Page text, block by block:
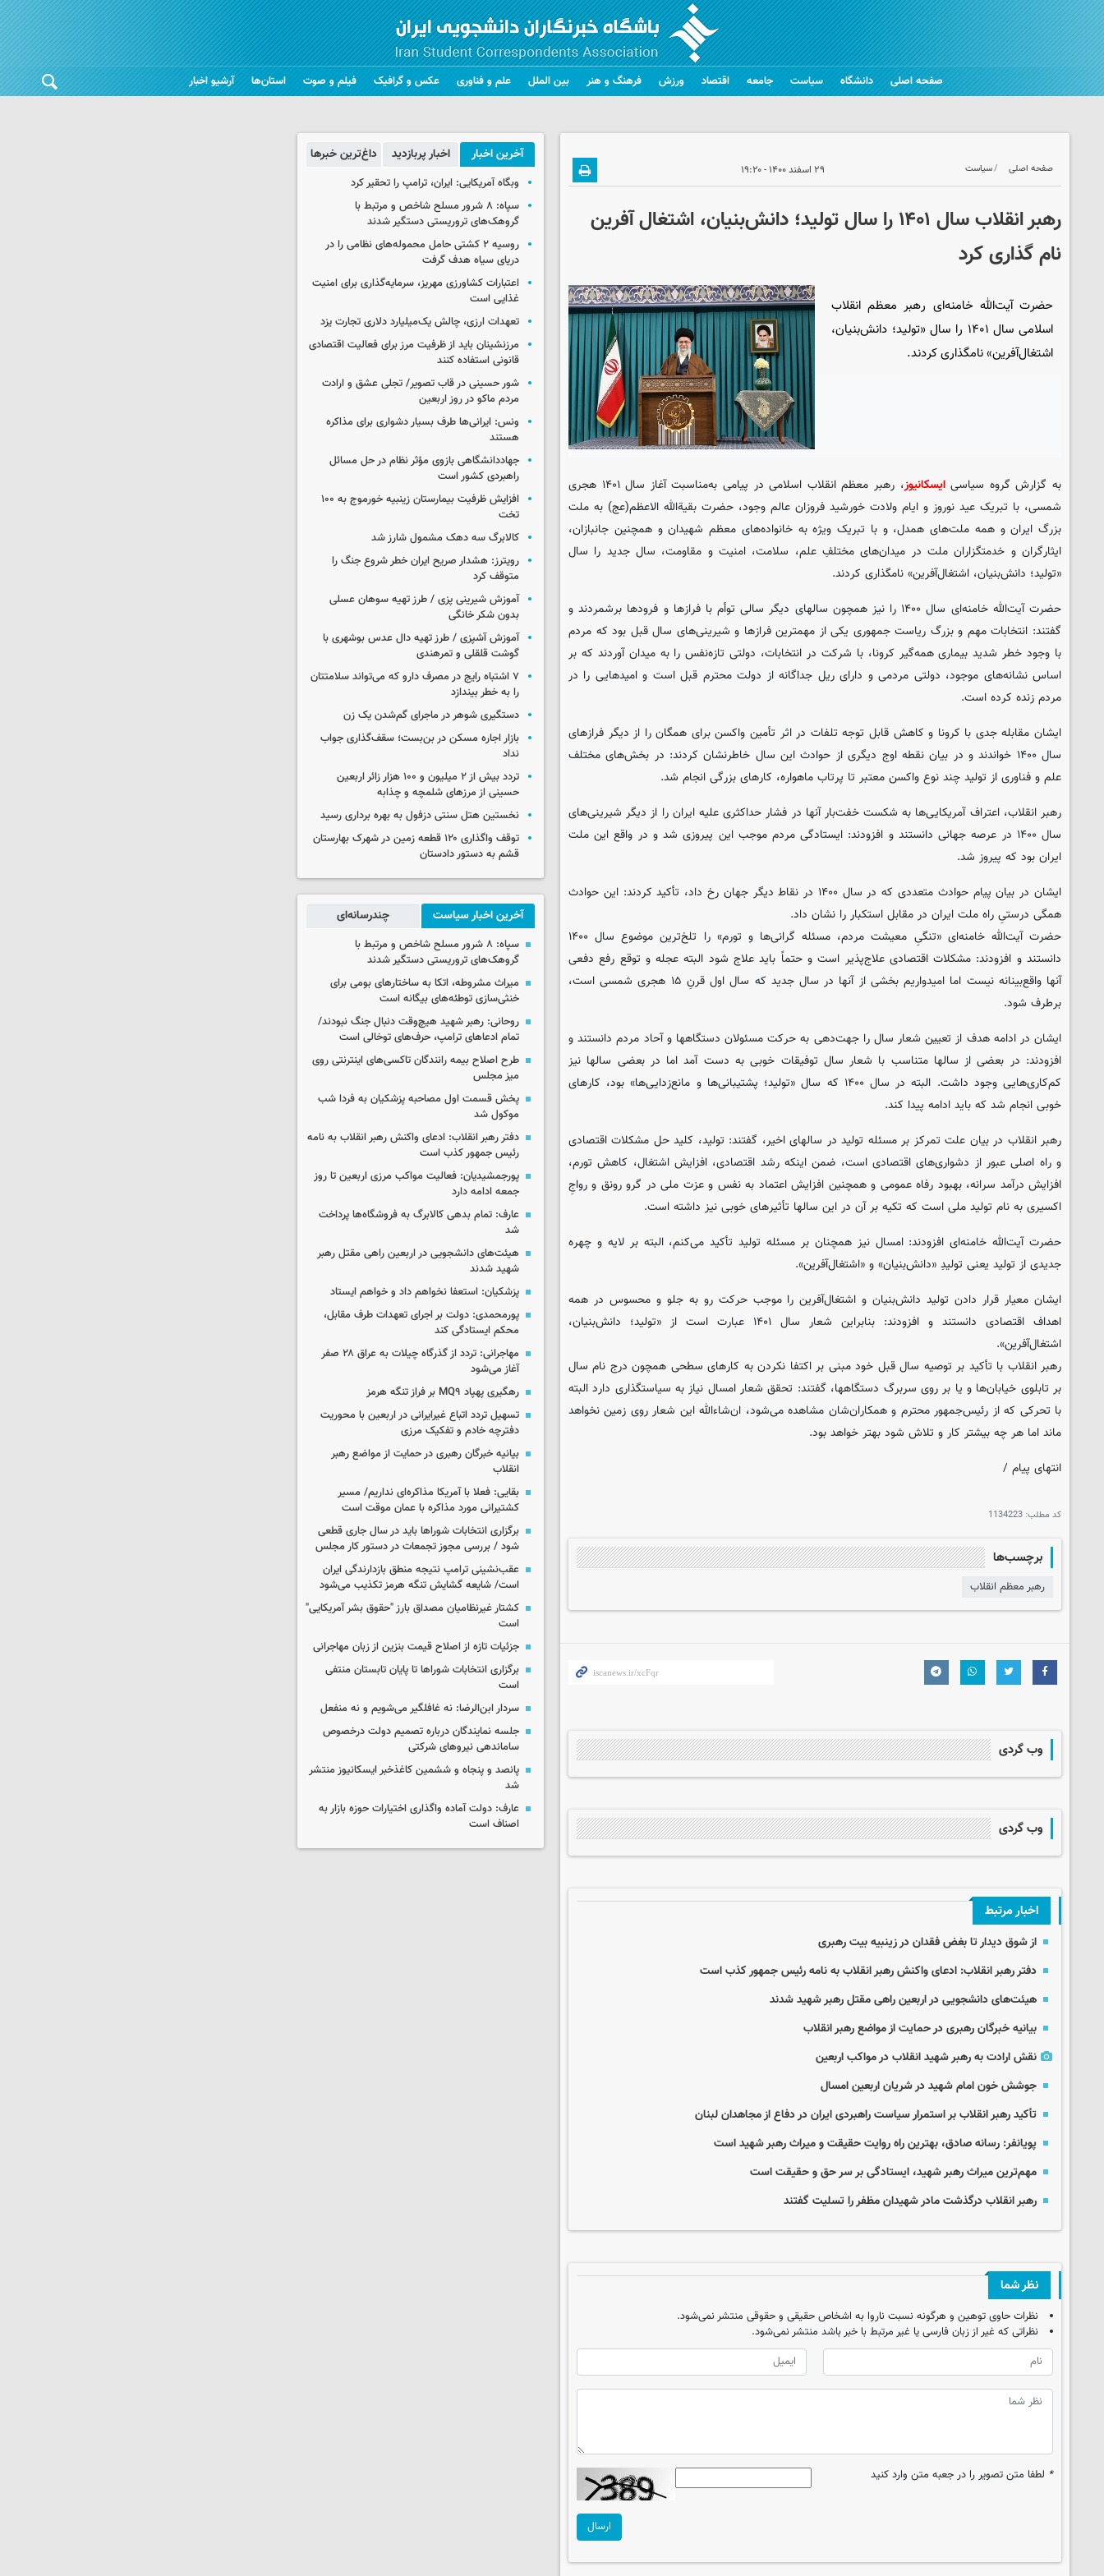
صفحه اصلی دانشگاه سیاست جامعه اقتصاد ورزش فرهنگ و هنر بین الملل علم و فناوری عکس و گرافیک فیلم و صوت استان‌ها آرشیو اخبار
صفحه اصلی سیاست ۲۹ اسفند ۱۴۰۰ - ۱۹:۲۰
رهبر انقلاب سال ۱۴۰۱ را سال تولید؛ دانش‌بنیان، اشتغال آفرین
نام گذاری کرد
حضرت آیت‌الله خامنه‌ای رهبر معظم انقلاب
اسلامی سال ۱۴۰۱ را سال «تولید؛ دانش‌بنیان،
اشتغال‌آفرین» نامگذاری کردند.
به گزارش گروه سیاسیایسکانیوز
، رهبر معظم انقلاب اسلامی در پیامی به‌مناسبت آغاز سال ۱۴۰۱ هجری
شمسی، با تبریک عید نوروز و ایام ولادت خورشید فروزان عالم وجود، حضرت بقیةالله الاعظم(عج) به ملت
بزرگ ایران و همه ملت‌های همدل، و با تبریک ویژه به خانواده‌های معظم شهیدان و همچنین جانبازان،
ایثارگران و خدمتگزاران ملت در میدان‌های مختلفِ علم، سلامت، امنیت و مقاومت، سال جدید را سال
«تولید؛ دانش‌بنیان، اشتغال‌آفرین» نامگذاری کردند.
حضرت آیت‌الله خامنه‌ای سال ۱۴۰۰ را نیز همچون سالهای دیگر سالی توأم با فرازها و فرودها برشمردند و
گفتند: انتخابات مهم و بزرگ ریاست جمهوری یکی از مهمترین فرازها و شیرینی‌های سال قبل بود که مردم
با وجود خطر شدید بیماری همه‌گیر کرونا، با شرکت در انتخابات، دولتی تازه‌نفس را به میدان آوردند که بر
اساس نشانه‌های موجود، دولتی مردمی و دارای ریل جداگانه از دولت محترم قبل است و امیدهایی را در
مردم زنده کرده است.
ایشان مقابله جدی با کرونا و کاهش قابل توجه تلفات در اثر تأمین واکسن برای همگان را از دیگر فرازهای
سال ۱۴۰۰ خواندند و در بیان نقطه اوج دیگری از حوادث این سال خاطرنشان کردند: در بخش‌های مختلف
علم و فناوری از تولید چند نوع واکسن معتبر تا پرتاب ماهواره، کارهای بزرگی انجام شد.
رهبر انقلاب، اعتراف آمریکایی‌ها به شکست خفت‌بار آنها در فشار حداکثری علیه ایران را از دیگر شیرینی‌های
سال ۱۴۰۰ در عرصه جهانی دانستند و افزودند: ایستادگی مردم موجب این پیروزی شد و در واقع این ملت
ایران بود که پیروز شد.
ایشان در بیان پیام حوادث متعددی که در سال ۱۴۰۰ در نقاط دیگر جهان رخ داد، تأکید کردند: این حوادث
همگی درستیِ راه ملت ایران در مقابل استکبار را نشان داد.
حضرت آیت‌الله خامنه‌ای «تنگیِ معیشت مردم، مسئله گرانی‌ها و تورم» را تلخ‌ترین موضوع سال ۱۴۰۰
دانستند و افزودند: مشکلات اقتصادی علاج‌پذیر است و حتماً باید علاج شود البته عجله و توقع رفع دفعی
آنها واقع‌بینانه نیست اما امیدواریم بخشی از آنها در سال جدید که سال اول قرنِ ۱۵ هجری شمسی است،
برطرف شود.
ایشان در ادامه هدف از تعیین شعار سال را جهت‌دهی به حرکت مسئولان دستگاهها و آحاد مردم دانستند و
افزودند: در بعضی از سالها متناسب با شعار سال توفیقات خوبی به دست آمد اما در بعضی سالها نیز
کم‌کاری‌هایی وجود داشت. البته در سال ۱۴۰۰ که سال «تولید؛ پشتیبانی‌ها و مانع‌زدایی‌ها» بود، کارهای
خوبی انجام شد که باید ادامه پیدا کند.
رهبر انقلاب در بیان علت تمرکز بر مسئله تولید در سالهای اخیر، گفتند: تولید، کلید حل مشکلات اقتصادی
و راه اصلی عبور از دشواری‌های اقتصادی است، ضمن اینکه رشد اقتصادی، افزایش اشتغال، کاهش تورم،
افزایش درآمد سرانه، بهبود رفاه عمومی و همچنین افزایش اعتماد به نفس و عزت ملی در گرو رونق و رواجِ
اکسیری به نام تولید ملی است که تکیه بر آن در این سالها تأثیرهای خوبی نیز داشته است.
حضرت آیت‌الله خامنه‌ای افزودند: امسال نیز همچنان بر مسئله تولید تأکید می‌کنم، البته بر لایه و چهره
جدیدی از تولید یعنی تولیدِ «دانش‌بنیان» و «اشتغال‌آفرین».
ایشان معیار قرار دادن تولید دانش‌بنیان و اشتغال‌آفرین را موجب حرکت رو به جلو و محسوس در همه
اهداف اقتصادی دانستند و افزودند: بنابراین شعار سال ۱۴۰۱ عبارت است از «تولید؛ دانش‌بنیان،
اشتغال‌آفرین».
رهبر انقلاب با تأکید بر توصیه سال قبل خود مبنی بر اکتفا نکردن به کارهای سطحی همچون درج نام سال
بر تابلوی خیابان‌ها و یا بر روی سربرگ دستگاهها، گفتند: تحقق شعار امسال نیاز به سیاستگذاری دارد البته
با تحرکی که از رئیس‌جمهور محترم و همکاران‌شان مشاهده می‌شود، ان‌شاءالله این شعار روی زمین نخواهد
ماند اما هر چه بیشتر کار و تلاش شود بهتر خواهد بود.
انتهای پیام /
کد مطلب: 1134223
برچسب‌ها
رهبر معظم انقلاب
وب گردی
وب گردی
اخبار مرتبط
از شوق دیدار تا بغض فقدان در زینبیه بیت رهبری
دفتر رهبر انقلاب: ادعای واکنش رهبر انقلاب به نامه رئیس جمهور کذب است
هیئت‌های دانشجویی در اربعین راهی مقتل رهبر شهید شدند
بیانیه خبرگان رهبری در حمایت از مواضع رهبر انقلاب
نقش ارادت به رهبر شهید انقلاب در مواکب اربعین
جوشش خون امام شهید در شریان اربعین امسال
تأکید رهبر انقلاب بر استمرار سیاست راهبردی ایران در دفاع از مجاهدان لبنان
پویانفر: رسانه صادق، بهترین راه روایت حقیقت و میراث رهبر شهید است
مهم‌ترین میراث رهبر شهید، ایستادگی بر سر حق و حقیقت است
رهبر انقلاب درگذشت مادر شهیدان مظفر را تسلیت گفتند
نظر شما
نظرات حاوی توهین و هرگونه نسبت ناروا به اشخاص حقیقی و حقوقی منتشر نمی‌شود.
نظراتی که غیر از زبان فارسی یا غیر مرتبط با خبر باشد منتشر نمی‌شود.
* لطفا متن تصویر را در جعبه متن وارد کنید
ارسال
آخرین اخبار اخبار پربازدید داغ‌ترین خبرها
وبگاه آمریکایی: ایران، ترامپ را تحقیر کرد
سپاه: ۸ شرور مسلح شاخص و مرتبط با
گروهک‌های تروریستی دستگیر شدند
روسیه ۲ کشتی حامل محموله‌های نظامی را در
دریای سیاه هدف گرفت
اعتبارات کشاورزی مهریز، سرمایه‌گذاری برای امنیت
غذایی است
تعهدات ارزی، چالش یک‌میلیارد دلاری تجارت یزد
مرزنشینان باید از ظرفیت مرز برای فعالیت اقتصادی
قانونی استفاده کنند
شور حسینی در قاب تصویر/ تجلی عشق و ارادت
مردم ماکو در روز اربعین
ونس: ایرانی‌ها طرف بسیار دشواری برای مذاکره
هستند
جهاددانشگاهی بازوی مؤثر نظام در حل مسائل
راهبردی کشور است
افزایش ظرفیت بیمارستان زینبیه خورموج به ۱۰۰
تخت
کالابرگ سه دهک مشمول شارز شد
رویترز: هشدار صریح ایران خطر شروع جنگ را
متوقف کرد
آموزش شیرینی پزی / طرز تهیه سوهان عسلی
بدون شکر خانگی
آموزش آشپزی / طرز تهیه دال عدس بوشهری با
گوشت قلقلی و تمرهندی
۷ اشتباه رایج در مصرف دارو که می‌تواند سلامتتان
را به خطر بیندازد
دستگیری شوهر در ماجرای گم‌شدن یک زن
بازار اجاره مسکن در بن‌بست؛ سقف‌گذاری جواب
نداد
تردد بیش از ۲ میلیون و ۱۰۰ هزار زائر اربعین
حسینی از مرزهای شلمچه و چذابه
نخستین هتل سنتی دزفول به بهره برداری رسید
توقف واگذاری ۱۲۰ قطعه زمین در شهرک بهارستان
قشم به دستور دادستان
آخرین اخبار سیاست چندرسانه‌ای
سپاه: ۸ شرور مسلح شاخص و مرتبط با
گروهک‌های تروریستی دستگیر شدند
میراث مشروطه، اتکا به ساختارهای بومی برای
خنثی‌سازی توطئه‌های بیگانه است
روحانی: رهبر شهید هیچ‌وقت دنبال جنگ نبودند/
تمام ادعاهای ترامپ، حرف‌های توخالی است
طرح اصلاح بیمه رانندگان تاکسی‌های اینترنتی روی
میز مجلس
پخش قسمت اول مصاحبه پزشکیان به فردا شب
موکول شد
دفتر رهبر انقلاب: ادعای واکنش رهبر انقلاب به نامه
رئیس جمهور کذب است
پورجمشیدیان: فعالیت مواکب مرزی اربعین تا روز
جمعه ادامه دارد
عارف: تمام بدهی کالابرگ به فروشگاه‌ها پرداخت
شد
هیئت‌های دانشجویی در اربعین راهی مقتل رهبر
شهید شدند
پزشکیان: استعفا نخواهم داد و خواهم ایستاد
پورمحمدی: دولت بر اجرای تعهدات طرف مقابل،
محکم ایستادگی کند
مهاجرانی: تردد از گذرگاه چیلات به عراق ۲۸ صفر
آغاز می‌شود
رهگیری پهپاد MQ۹ بر فراز تنگه هرمز
تسهیل تردد اتباع غیرایرانی در اربعین با محوریت
دفترچه خادم و تفکیک مرزی
بیانیه خبرگان رهبری در حمایت از مواضع رهبر
انقلاب
بقایی: فعلا با آمریکا مذاکره‌ای نداریم/ مسیر
کشتیرانی مورد مذاکره با عمان موقت است
برگزاری انتخابات شوراها باید در سال جاری قطعی
شود / بررسی مجوز تجمعات در دستور کار مجلس
عقب‌نشینی ترامپ نتیجه منطق بازدارندگی ایران
است/ شایعه گشایش تنگه هرمز تکذیب می‌شود
کشتار غیرنظامیان مصداق بارز "حقوق بشر آمریکایی"
است
جزئیات تازه از اصلاح قیمت بنزین از زبان مهاجرانی
برگزاری انتخابات شوراها تا پایان تابستان منتفی
است
سردار ابن‌الرضا: نه غافلگیر می‌شویم و نه منفعل
جلسه نمایندگان درباره تصمیم دولت درخصوص
ساماندهی نیروهای شرکتی
پانصد و پنجاه و ششمین کاغذخبر ایسکانیوز منتشر
شد
عارف: دولت آماده واگذاری اختیارات حوزه بازار به
اصناف است